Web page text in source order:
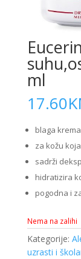
ml
17.60
blaga
za kožu
sadrži
hidratizira
pogodna i
Nema na zalihi
Kategorije:
uzrasti i